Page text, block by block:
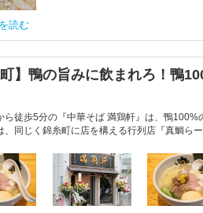
読む
町】鴨の旨みに飲まれろ！鴨
ら徒歩5分の『中華そば 満鶏軒』は、鴨
、同じく錦糸町に店を構える行列店『真鯛ら